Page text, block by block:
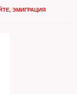
, ЭМИГРАЦИЯ